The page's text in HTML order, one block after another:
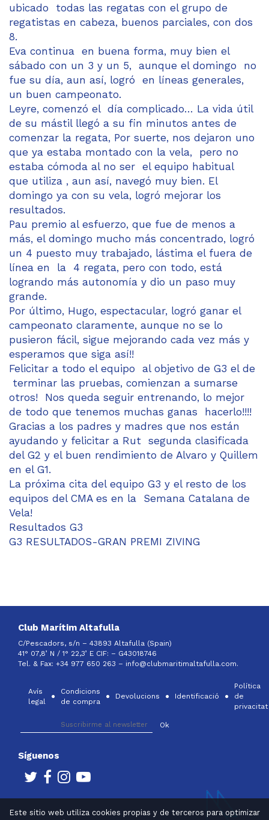
Este sitio web utiliza cookies propias y de terceros para optimizar
ubicado todas las regatas con el grupo de
regatistas en cabeza, buenos parciales, con dos
8.
Eva continua en buena forma, muy bien el
sábado con un 3 y un 5, aunque el domingo no
fue su día, aun así, logró en líneas generales,
un buen campeonato.
Leyre, comenzó el día complicado… La vida útil
de su mástil llegó a su fin minutos antes de
comenzar la regata, Por suerte, nos dejaron uno
que ya estaba montado con la vela, pero no
estaba cómoda al no ser el equipo habitual
que utiliza , aun así, navegó muy bien. El
domingo ya con su vela, logró mejorar los
resultados.
Pau premio al esfuerzo, que fue de menos a
más, el domingo mucho más concentrado, logró
un 4 puesto muy trabajado, lástima el fuera de
línea en la 4 regata, pero con todo, está
logrando más autonomía y dio un paso muy
grande.
Por último, Hugo, espectacular, logró ganar el
campeonato claramente, aunque no se lo
pusieron fácil, sigue mejorando cada vez más y
esperamos que siga así!!
Felicitar a todo el equipo al objetivo de G3 el de
terminar las pruebas, comienzan a sumarse
otros! Nos queda seguir entrenando, lo mejor
de todo que tenemos muchas ganas hacerlo!!!!
Gracias a los padres y madres que nos están
ayudando y felicitar a Rut segunda clasificada
del G2 y el buen rendimiento de Alvaro y Quillem
en el G1.
La próxima cita del equipo G3 y el resto de los
equipos del CMA es en la Semana Catalana de
Vela!
Resultados G3
G3 RESULTADOS-GRAN PREMI ZIVING
Club Marítim Altafulla
C/Pescadors, s/n – 43893 Altafulla (Spain)
41° 07,8’ N / 1° 22,3’ E CIF: – G43018746
Tel. & Fax: +34 977 650 263 – info@clubmaritimaltafulla.com.
Avís
legal
Condicions
de compra
Devolucions Identificació
Política
de
privacitat
Síguenos